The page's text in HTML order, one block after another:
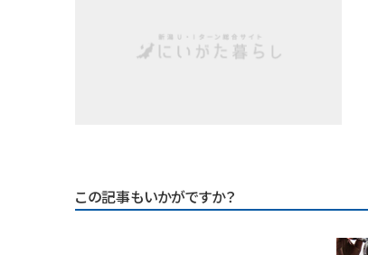
この記事もいかがですか？